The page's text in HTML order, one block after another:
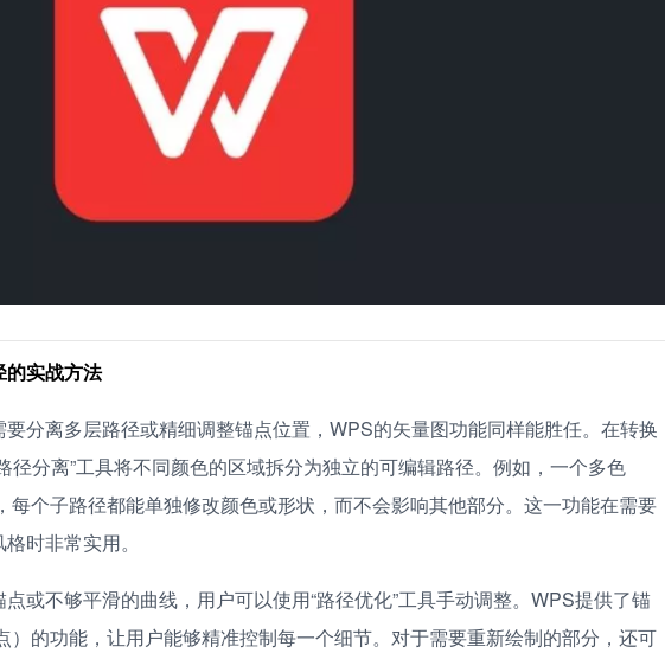
的实战方法
分离多层路径或精细调整锚点位置，WPS的矢量图功能同样能胜任。在转换
径分离”工具将不同颜色的区域拆分为独立的可编辑路径。例如，一个多色
每个子路径都能单独修改颜色或形状，而不会影响其他部分。这一功能在需要
时非常实用。
或不够平滑的曲线，用户可以使用“路径优化”工具手动调整。WPS提供了锚
）的功能，让用户能够精准控制每一个细节。对于需要重新绘制的部分，还可